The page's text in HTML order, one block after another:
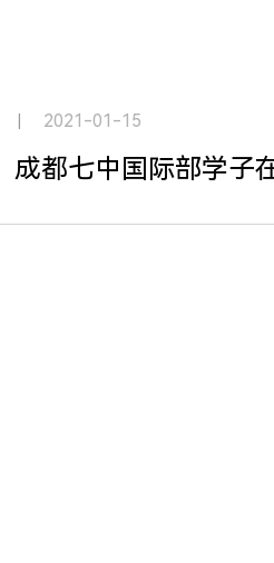
2021-01-15
成都七中国际部学子